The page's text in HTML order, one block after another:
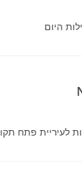
היום
לעיריית פתח